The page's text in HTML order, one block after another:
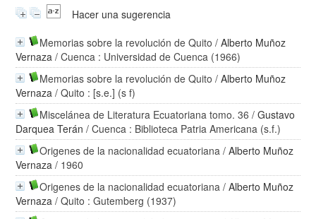
Hacer una sugerencia
Memorias sobre la revolución de Quito /Alberto Muñoz
Vernaza / Cuenca : Universidad de Cuenca (1966)
Memorias sobre la revolución de Quito /Alberto Muñoz
Vernaza / Quito : [s.e.] (s f)
Miscelánea de Literatura Ecuatoriana tomo. 36 /Gustavo
Darquea Terán / Cuenca : Biblioteca Patria Americana (s.f.)
Origenes de la nacionalidad ecuatoriana /Alberto Muñoz
Vernaza / 1960
Origenes de la nacionalidad ecuatoriana /Alberto Muñoz
Vernaza / Quito : Gutemberg (1937)